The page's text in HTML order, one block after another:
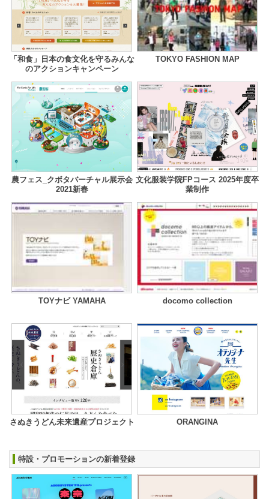
「和食」日本の食文化を守るみんな
のアクションキャンペーン
TOKYO FASHION MAP
農フェス_クボタバーチャル展示会
2021新春
文化服装学院FPコース 2025年度卒
業制作
TOYナビ YAMAHA docomo collection
さぬきうどん未来遺産プロジェクト ORANGINA
特設・プロモーションの新着登録